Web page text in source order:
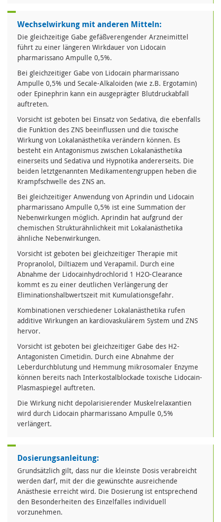
Wechselwirkung mit anderen Mitteln:
Die gleichzeitige Gabe gefäßverengender Arzneimittel
führt zu einer längeren Wirkdauer von Lidocain
pharmarissano Ampulle 0,5%.
Bei gleichzeitiger Gabe von Lidocain pharmarissano
Ampulle 0,5% und Secale-Alkaloiden (wie z.B. Ergotamin)
oder Epinephrin kann ein ausgeprägter Blutdruckabfall
auftreten.
Vorsicht ist geboten bei Einsatz von Sedativa, die ebenfalls
die Funktion des ZNS beeinflussen und die toxische
Wirkung von Lokalanästhetika verändern können. Es
besteht ein Antagonismus zwischen Lokalanästhetika
einerseits und Sedativa und Hypnotika andererseits. Die
beiden letztgenannten Medikamentengruppen heben die
Krampfschwelle des ZNS an.
Bei gleichzeitiger Anwendung von Aprindin und Lidocain
pharmarissano Ampulle 0,5% ist eine Summation der
Nebenwirkungen möglich. Aprindin hat aufgrund der
chemischen Strukturähnlichkeit mit Lokalanästhetika
ähnliche Nebenwirkungen.
Vorsicht ist geboten bei gleichzeitiger Therapie mit
Propranolol, Diltiazem und Verapamil. Durch eine
Abnahme der Lidocainhydrochlorid 1 H2O-Clearance
kommt es zu einer deutlichen Verlängerung der
Eliminationshalbwertszeit mit Kumulationsgefahr.
Kombinationen verschiedener Lokalanästhetika rufen
additive Wirkungen an kardiovaskulärem System und ZNS
hervor.
Vorsicht ist geboten bei gleichzeitiger Gabe des H2-
Antagonisten Cimetidin. Durch eine Abnahme der
Leberdurchblutung und Hemmung mikrosomaler Enzyme
können bereits nach Interkostalblockade toxische Lidocain-
Plasmaspiegel auftreten.
Die Wirkung nicht depolarisierender Muskelrelaxantien
wird durch Lidocain pharmarissano Ampulle 0,5%
verlängert.
Dosierungsanleitung:
Grundsätzlich gilt, dass nur die kleinste Dosis verabreicht
werden darf, mit der die gewünschte ausreichende
Anästhesie erreicht wird. Die Dosierung ist entsprechend
den Besonderheiten des Einzelfalles individuell
vorzunehmen.